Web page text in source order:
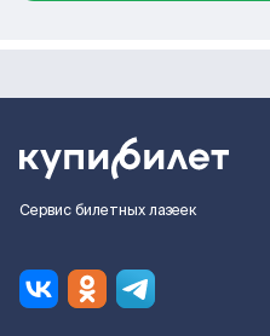
Сервис билетных лазеек